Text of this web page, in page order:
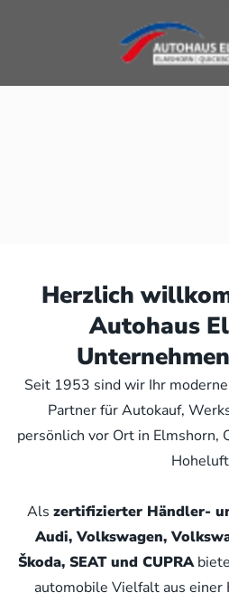
Herzlich
Autohaus
Seit 1953 sind wir Ihr
Partner für Autokauf,
persönlich vor Ort in Elmshorn,
Als zertifizierter Händler-
Audi, Volkswagen,
Škoda, SEAT und CUPRA
automobile Vielfalt aus einer